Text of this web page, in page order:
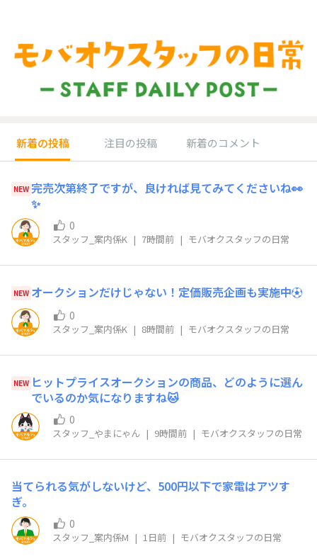
新着の投稿 注目の投稿 新着のコメント
NEW 完売次第終了ですが、良ければ見てみてくださいね👀
✨
0
スタッフ_案内係K | 7時間前 | モバオクスタッフの日常
NEW オークションだけじゃない！定価販売企画も実施中⚽️
0
スタッフ_案内係K | 8時間前 | モバオクスタッフの日常
NEW ヒットプライスオークションの商品、どのように選ん
でいるのか気になりますね🐱
0
スタッフ_やまにゃん | 9時間前 | モバオクスタッフの日常
当てられる気がしないけど、500円以下で家電はアツす
ぎ。
0
スタッフ_案内係M | 1日前 | モバオクスタッフの日常